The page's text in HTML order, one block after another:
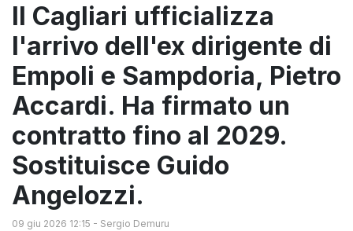
Il Cagliari ufficializza
l'arrivo dell'ex dirigente di
Empoli e Sampdoria, Pietro
Accardi. Ha firmato un
contratto fino al 2029.
Sostituisce Guido
Angelozzi.
09 giu 2026 12:15 - Sergio Demuru